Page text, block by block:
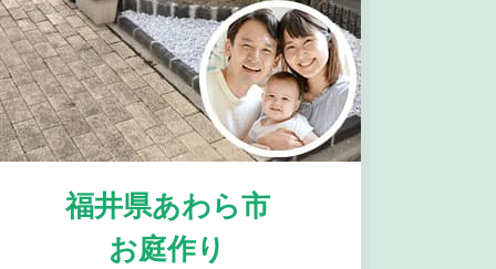
福井県あわら市
お庭作り